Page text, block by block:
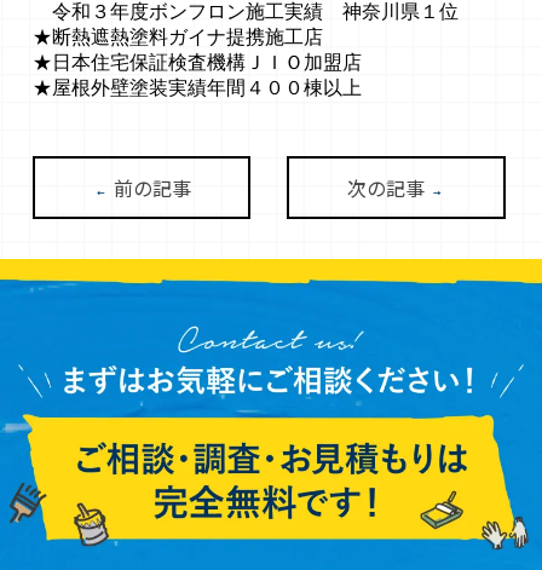
令和３年度ボンフロン施工実績 神奈川県１位
★断熱遮熱塗料ガイナ提携施工店
★日本住宅保証検査機構ＪＩＯ加盟店
★屋根外壁塗装実績年間４００棟以上
← 前の記事 次の記事 →